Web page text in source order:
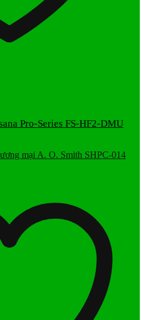
Pro-Series FS-HF2-DMU